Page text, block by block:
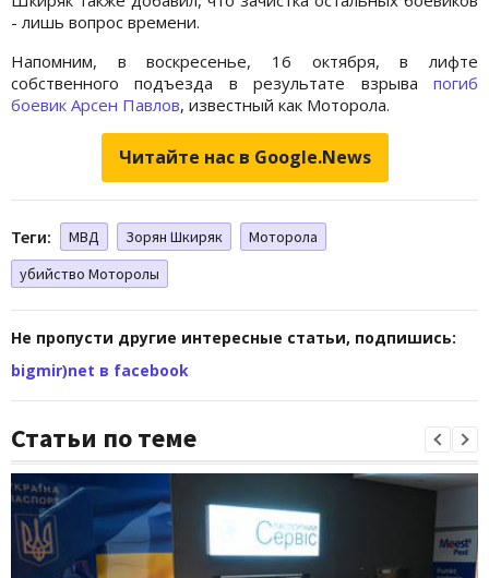
- лишь вопрос времени.
Напомним, в воскресенье, 16 октября, в лифте
собственного подъезда в результате взрыва погиб
боевик Арсен Павлов, известный как Моторола.
Читайте нас в Google.News
Теги: МВД Зорян Шкиряк
Моторола
убийство Моторолы
Не пропусти другие интересные статьи, подпишись:
bigmir)net в facebook
Статьи по теме